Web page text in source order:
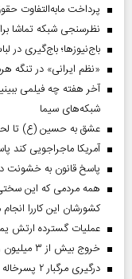
پرداخت مابه‌التفاوت
نظرسنجی شبکه تماشا
باج‌نیوزها؛ باج‌گیری در
«نظم ایرانی» در تنگه
آخر هفته چه فیلمی
شبکه‌های سیما
عشق به حسین (ع) تا
آمریکا ماجراجویی کند
پاسخ قانون به خشونت
همه مردمی که این
کشورشان این کاررا
عملیات گسترده ارتش
خروج بیش از ۳ میلیون زائر از تمام مرز‌های کشور
درگیری مرگبار ۲ پسرخاله در پارک